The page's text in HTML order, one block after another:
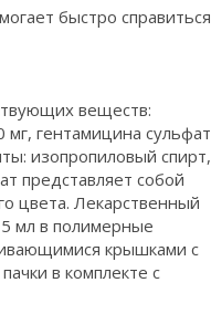
быстро справиться
веществ:
гентамицина сульфат
изопропиловый спирт,
представляет собой
цвета. Лекарственный
мл в полимерные
крышками с
в комплекте с